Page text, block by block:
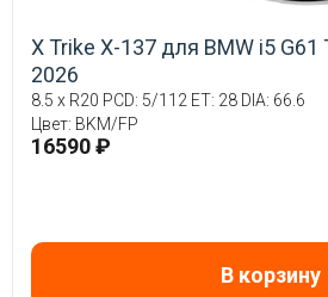
X Trike X-137 для BMW i5 G61
2026
8.5 x R20 PCD: 5/112 ET: 28 DIA: 66.6
Цвет: BKM/FP
16590 ₽
В корзину